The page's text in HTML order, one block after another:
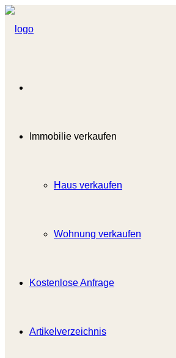
Immobilie verkaufen
Haus verkaufen
Wohnung verkaufen
Kostenlose Anfrage
Artikelverzeichnis